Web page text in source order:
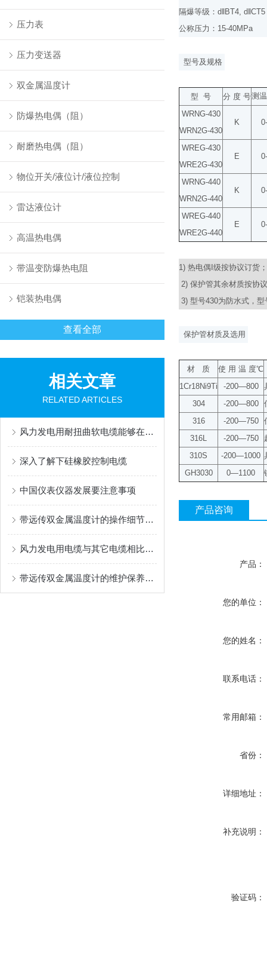
压力表
压力变送器
双金属温度计
防爆热电偶（阻）
耐磨热电偶（阻）
物位开关/液位计/液位控制
雷达液位计
高温热电偶
带温变防爆热电阻
铠装热电偶
查看全部
相关文章
RELATED ARTICLES
风力发电用耐扭曲软电缆能够在设备运转时承受一定的扭转力
深入了解下硅橡胶控制电缆
中国仪表仪器发展要注意事项
带远传双金属温度计的操作细节讲解
风力发电用电缆与其它电缆相比的优势
带远传双金属温度计的维护保养需要从多个方面入手
隔爆等级： d‖BT4, d‖CT5
公称压力： 15-40MPa
型号及规格
型 号 分 度 号测
WRNG-430
WRN2G-430
K
WREG-430
WRE2G-430
E
WRNG-440
WRN2G-440
K
WREG-440
WRE2G-440
E
1) 热电偶 级按协议订货；
2) 保护管其余材质按协
3) 型号430为防水式，型
保护管材质及选用
材 质 使 用 温 度℃
1Cr18Ni9Ti
-200—800
304
-200—800
316
-200—750
316L
-200—750
310S
-200—1000
GH3030
0—1100
产品咨询
产品：
您的单位：
您的姓名：
联系电话：
常用邮箱：
省份：
详细地址：
补充说明：
验证码：